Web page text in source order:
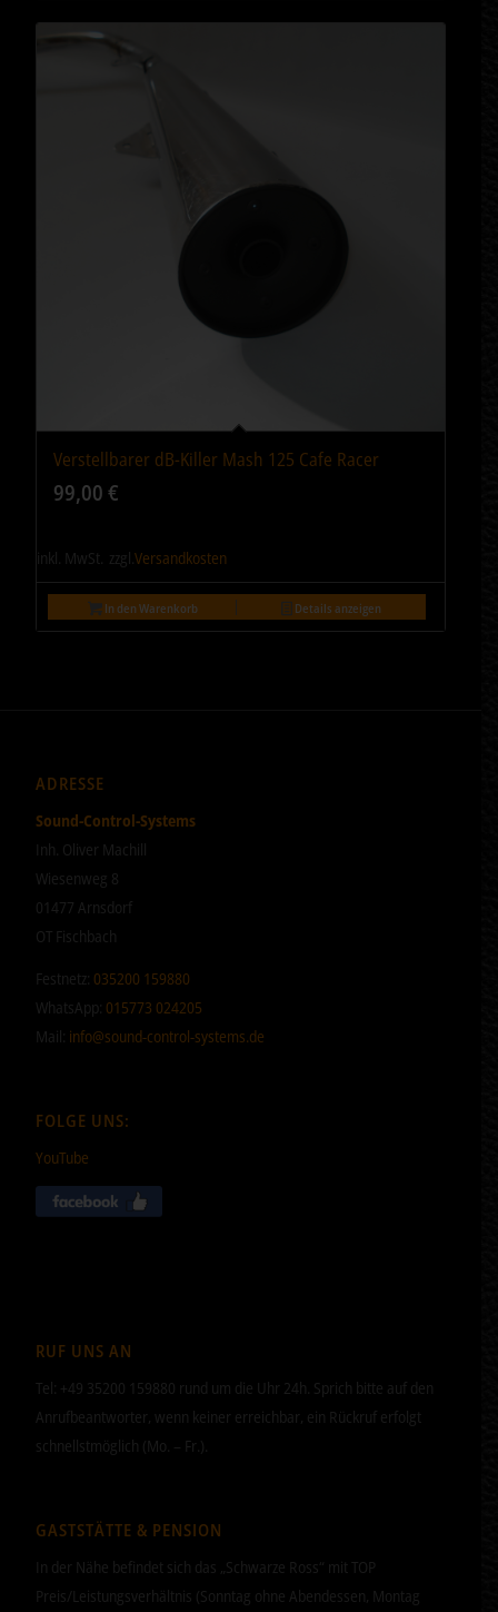
Verstellbarer dB-Killer Mash 125 Cafe Racer
99,00€
inkl. MwSt. zzgl.Versandkosten
In den Warenkorb Details anzeigen
ADRESSE
Sound-Control-Systems
Inh. Oliver Machill
Wiesenweg 8
01477 Arnsdorf
OT Fischbach
Festnetz: 035200 159880
WhatsApp: 015773 024205
Mail: info@sound-control-systems.de
FOLGE UNS:
YouTube
RUF UNS AN
Tel: +49 35200 159880 rund um die Uhr 24h. Sprich bitte auf den
Anrufbeantworter, wenn keiner erreichbar, ein Rückruf erfolgt
schnellstmöglich (Mo. – Fr.).
GASTSTÄTTE & PENSION
In der Nähe befindet sich das „Schwarze Ross“ mit TOP
Preis/Leistungsverhältnis (Sonntag ohne Abendessen, Montag